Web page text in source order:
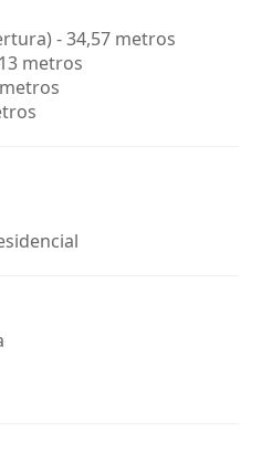
- 34,57 metros
metros